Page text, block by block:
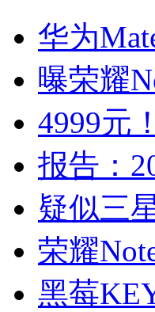
华为
曝荣耀
4999元
报告：
疑似三
荣耀
黑莓